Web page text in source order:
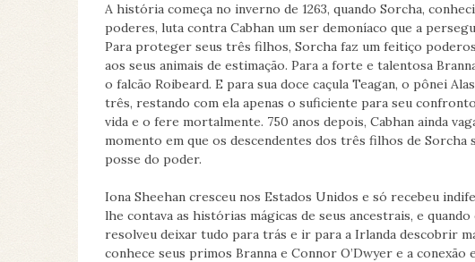
A história começa no inverno de 1263, quando Sorcha,
poderes, luta contra Cabhan um ser demoníaco que a
Para proteger seus três filhos, Sorcha faz um feitiço
aos seus animais de estimação. Para a forte e talentosa
o falcão Roibeard. E para sua doce caçula Teagan, o pônei
três, restando com ela apenas o suficiente para seu
vida e o fere mortalmente. 750 anos depois, Cabhan ainda
momento em que os descendentes dos três filhos de Sorcha
posse do poder.
Iona Sheehan cresceu nos Estados Unidos e só recebeu
lhe contava as histórias mágicas de seus ancestrais, e
resolveu deixar tudo para trás e ir para a Irlanda descobrir
conhece seus primos Branna e Connor O’Dwyer e a